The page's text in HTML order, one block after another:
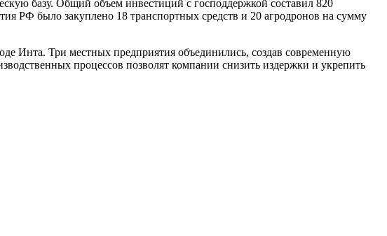
базу. Общий объем инвестиций с господдержкой составил 820
РФ было закуплено 18 транспортных средств и 20 агродронов на сумму
Инта. Три местных предприятия объединились, создав современную
процессов позволят компании снизить издержки и укрепить